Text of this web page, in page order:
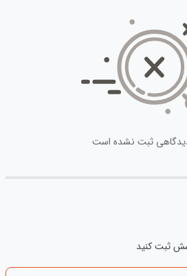
ثبت نشده است
ثبت کنید